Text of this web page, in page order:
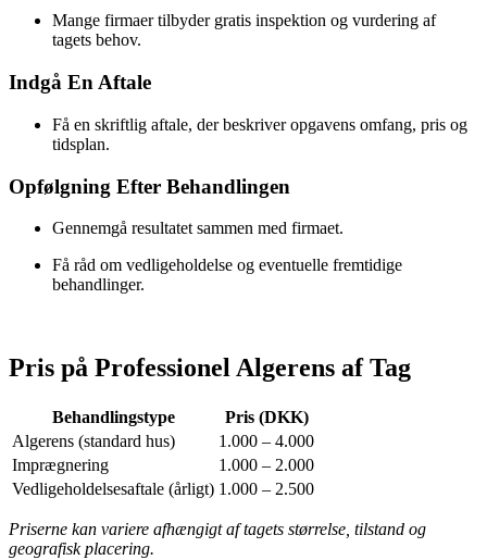
Mange firmaer tilbyder gratis inspektion og vurdering af
tagets behov.
Indgå En Aftale
Få en skriftlig aftale, der beskriver opgavens omfang, pris og
tidsplan.
Opfølgning Efter Behandlingen
Gennemgå resultatet sammen med firmaet.
Få råd om vedligeholdelse og eventuelle fremtidige
behandlinger.
Pris på Professionel Algerens af Tag
Behandlingstype
Pris (DKK)
Algerens (standard hus)
1.000 – 4.000
Imprægnering
1.000 – 2.000
Vedligeholdelsesaftale (årligt) 1.000 – 2.500
Priserne kan variere afhængigt af tagets størrelse, tilstand og
geografisk placering.